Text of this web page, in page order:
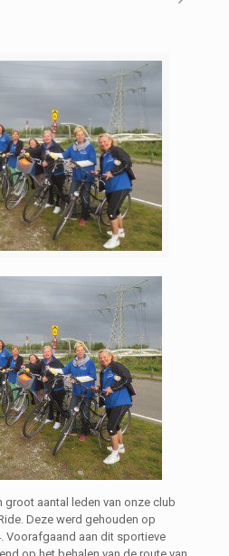
groot aantal leden van onze club
Deze werd gehouden op
Voorafgaand aan dit sportieve